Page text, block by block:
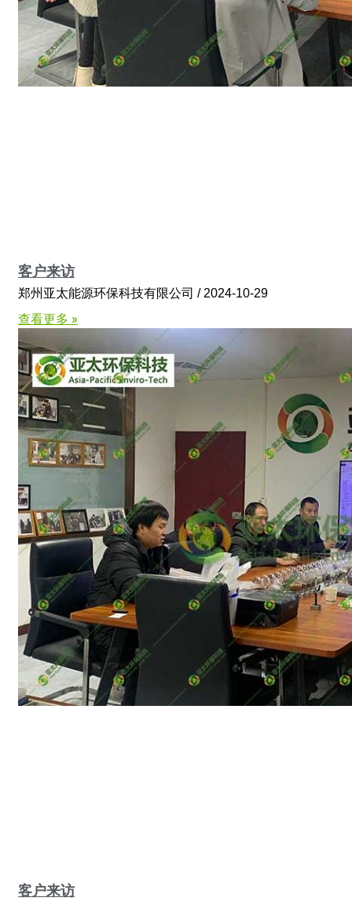
客户来访
郑州亚太能源环保科技有限公司 2024-10-29
查看更多 »
客户来访